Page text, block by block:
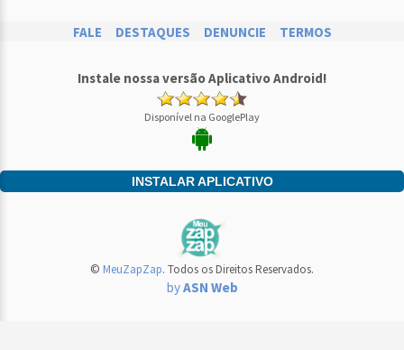
FALE DESTAQUES DENUNCIE TERMOS
Instale nossa versão Aplicativo Android!
Disponível na GooglePlay
INSTALAR APLICATIVO
© MeuZapZap. Todos os Direitos Reservados.
byASN Web